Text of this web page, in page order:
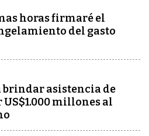
horas firmaré el
del gasto
brindar asistencia de
millones al